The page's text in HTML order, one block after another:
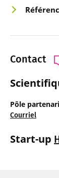
Contact
Pôle
Courriel
Start-up